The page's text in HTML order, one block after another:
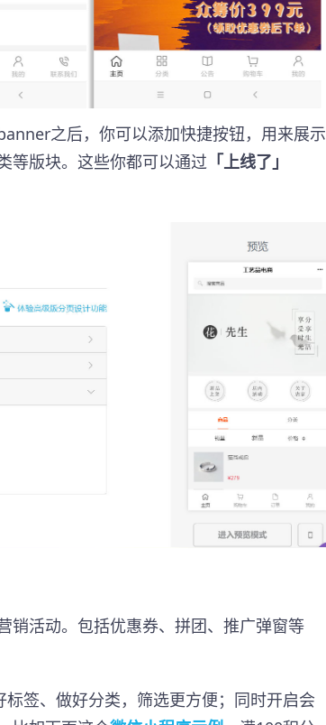
之后，你可以添加快捷按钮，用来展示
等版块。这些你都可以通过 「上线了」
销活动。包括优惠券、拼团、推广弹窗等
签、做好分类，筛选更方便；同时开启会